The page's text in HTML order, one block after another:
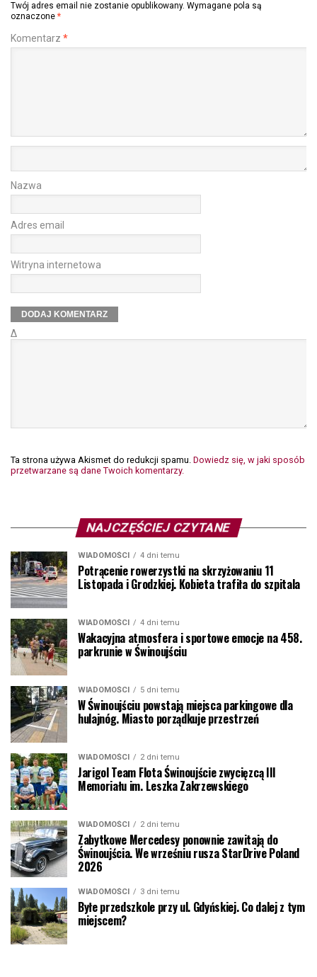
Twój adres email nie zostanie opublikowany. Wymagane pola są
oznaczone *
Komentarz *
Nazwa
Adres email
Witryna internetowa
Δ
Ta strona używa Akismet do redukcji spamu. Dowiedz się, w jaki sposób
przetwarzane są dane Twoich komentarzy.
NAJCZĘŚCIEJ CZYTANE
WIADOMOŚCI 4 dni temu
Potrącenie rowerzystki na skrzyżowaniu 11
Listopada i Grodzkiej. Kobieta trafiła do szpitala
WIADOMOŚCI 4 dni temu
Wakacyjna atmosfera i sportowe emocje na 458.
parkrunie w Świnoujściu
WIADOMOŚCI 5 dni temu
W Świnoujściu powstają miejsca parkingowe dla
hulajnóg. Miasto porządkuje przestrzeń
WIADOMOŚCI 2 dni temu
Jarigol Team Flota Świnoujście zwycięzcą III
Memoriału im. Leszka Zakrzewskiego
WIADOMOŚCI 2 dni temu
Zabytkowe Mercedesy ponownie zawitają do
Świnoujścia. We wrześniu rusza StarDrive Poland
2026
WIADOMOŚCI 3 dni temu
Byłe przedszkole przy ul. Gdyńskiej. Co dalej z tym
miejscem?